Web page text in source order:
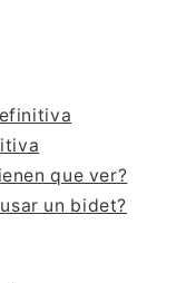
que ver?
un bidet?